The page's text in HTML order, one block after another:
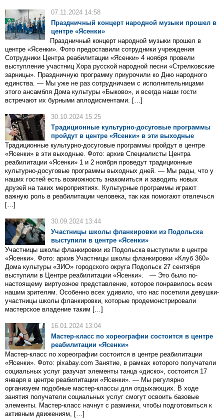
07.11.2024 14:58
Праздничный концерт народной музыки прошел в
центре «Ясенки»
Праздничный концерт народной музыки прошел в
центре «Ясенки». Фото предоставили сотрудники учреждения
Сотрудники Центра реабилитации «Ясенки» 4 ноября провели
выступление участниц Хора русской народной песни «Стрелковские
зарницы». Праздничную программу приурочили ко Дню народного
единства. — Мы уже не раз сотрудничаем с исполнительницами
этого ансамбля Дома культуры «Быково», и всегда наши гости
встречают их бурными аплодисментами. […]
30.10.2024 15:25
Традиционные культурно-досуговые программы
пройдут в центре «Ясенки» в эти выходные
Традиционные культурно-досуговые программы пройдут в центре
«Ясенки» в эти выходные. Фото: архив Специалисты Центра
реабилитации «Ясенки» 1 и 2 ноября проведут традиционные
культурно-досуговые программы выходных дней. — Мы рады, что у
наших гостей есть возможность знакомиться и заводить новых
друзей на таких мероприятиях. Культурные программы играют
важную роль в реабилитации человека, так как помогают отвлечься
[…]
30.09.2024 13:44
Участницы школы фланкировки из Подольска
выступили в центре «Ясенки»
Участницы школы фланкировки из Подольска выступили в центре
«Ясенки». Фото: архив Участницы школы фланкировки «Клуб 360»
Дома культуры «ЗИО» городского округа Подольск 27 сентября
выступили в Центре реабилитации «Ясенки». — Это было по-
настоящему виртуозное представление, которое понравилось всем
нашим зрителям. Особенно всех удивило, что нас посетили девушки-
участницы школы фланкировки, которые продемонстрировали
мастерское владение таким […]
16.01.2024 13:04
Мастер-класс по хореографии состоится в центре
реабилитации «Ясенки»
Мастер-класс по хореографии состоится в центре реабилитации
«Ясенки». Фото: pixabay.com Занятие, в рамках которого получатели
социальных услуг разучат элементы танца «диско», состоится 17
января в центре реабилитации «Ясенки». — Мы регулярно
организуем подобные мастер-классы для отдыхающих. В ходе
занятия получатели социальных услуг смогут освоить базовые
элементы. Мастер-класс начнут с разминки, чтобы подготовиться к
активным движениям, […]